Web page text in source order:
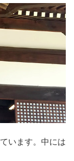
います。中には